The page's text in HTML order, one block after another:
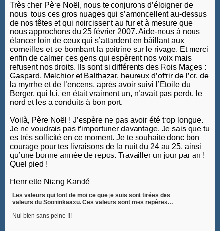
Très cher Père Noël, nous te conjurons d’éloigner de
nous, tous ces gros nuages qui s’amoncellent au-dessus
de nos têtes et qui noircissent au fur et à mesure que
nous approchons du 25 février 2007. Aide-nous à nous
élancer loin de ceux qui s’attardent en bâillant aux
corneilles et se bombant la poitrine sur le rivage. Et merci
enfin de calmer ces gens qui espèrent nos voix mais
refusent nos droits. Ils sont si différents des Rois Mages :
Gaspard, Melchior et Balthazar, heureux d’offrir de l’or, de
la myrrhe et de l’encens, après avoir suivi l’Etoile du
Berger, qui lui, en était vraiment un, n’avait pas perdu le
nord et les a conduits à bon port.
Voilà, Père Noël ! J’espère ne pas avoir été trop longue.
Je ne voudrais pas t’importuner davantage. Je sais que tu
es très sollicité en ce moment. Je te souhaite donc bon
courage pour tes livraisons de la nuit du 24 au 25, ainsi
qu’une bonne année de repos. Travailler un jour par an !
Quel pied !
Henriette Niang Kandé
Les valeurs qui font de moi ce que je suis sont tirées des
valeurs du Sooninkaaxu. Ces valeurs sont mes repères…
Nul bien sans peine !!!